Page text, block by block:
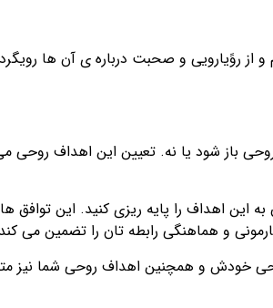
روًیارویی و صحبت درباره ی آن ها
باز شود یا نه. تعیین این اهداف روحی
این اهداف را پایه ریزی کنید. این توافق
و هماهنگی رابطه تان را تضمین می
خودش و همچنین اهداف روحی شما نیز